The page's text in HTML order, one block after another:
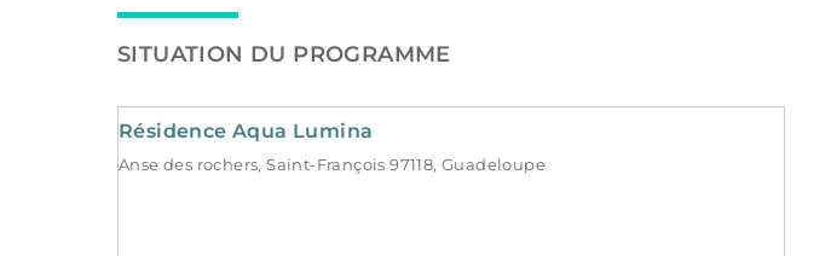
SITUATION DU PROGRAMME
Résidence Aqua Lumina
Anse des rochers, Saint-François 97118, Guadeloupe